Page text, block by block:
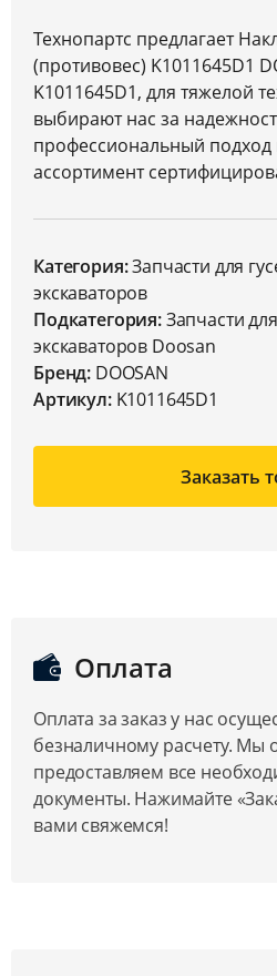
Технопартс предлагает
(противовес) K1011645D1
K1011645D1, для тяжелой
выбирают нас за
профессиональный
ассортимент
Категория:Запчасти для
экскаваторов
Подкатегория:Запчасти
экскаваторов Doosan
Бренд: DOOSAN
Артикул:K1011645D1
Заказать
Оплата
Оплата за заказ у нас
безналичному расчету. Мы
предоставляем все
документы. Нажимайте
вами свяжемся!